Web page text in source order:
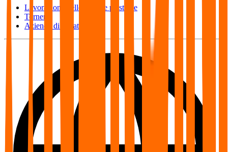
Lavorazione delle materie plastiche
Tornerie
Aziende di fresatura